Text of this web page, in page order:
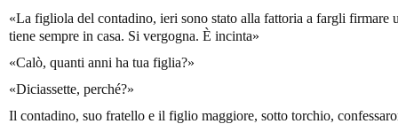
«La figliola del contadino, ieri sono stato alla fattoria a fargli firmare
tiene sempre in casa. Si vergogna. È incinta»
«Calò, quanti anni ha tua figlia?»
«Diciassette, perché?»
Il contadino, suo fratello e il figlio maggiore, sotto torchio,